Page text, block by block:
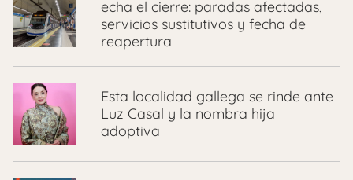
echa el cierre: paradas afectadas,
servicios sustitutivos y fecha de
reapertura
Esta localidad gallega se rinde ante
Luz Casal y la nombra hija
adoptiva